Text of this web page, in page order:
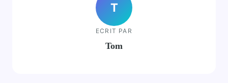
T
ECRIT PAR
Tom